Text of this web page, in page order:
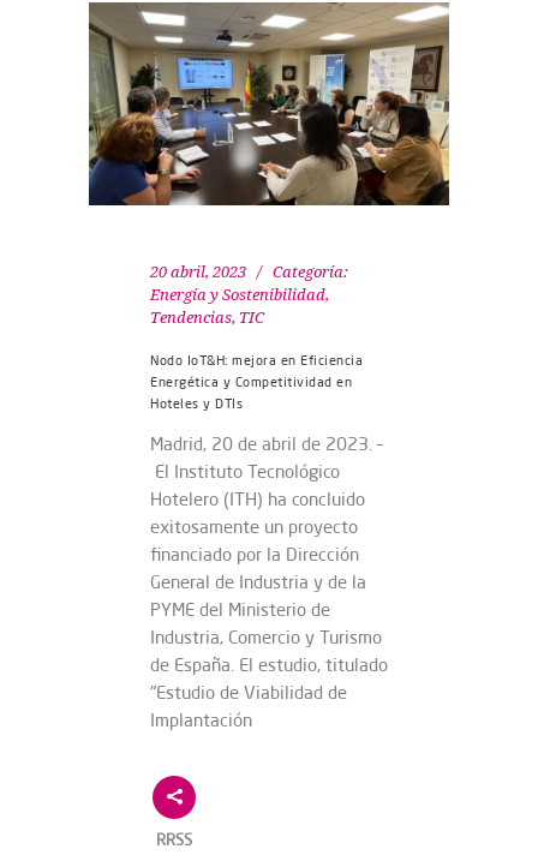
20 abril, 2023
Categoría:
Energía y Sostenibilidad,
Tendencias, TIC
Nodo IoT&H: mejora en Eficiencia
Energética y Competitividad en
Hoteles y DTIs
Madrid, 20 de abril de 2023. –
El Instituto Tecnológico
Hotelero (ITH) ha concluido
exitosamente un proyecto
financiado por la Dirección
General de Industria y de la
PYME del Ministerio de
Industria, Comercio y Turismo
de España. El estudio, titulado
"Estudio de Viabilidad de
Implantación
RRSS